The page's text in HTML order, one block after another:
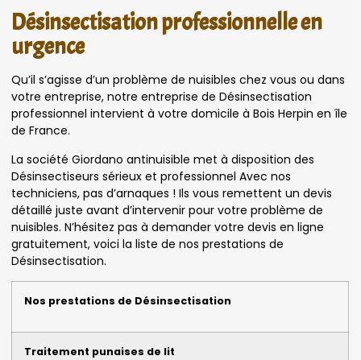
Désinsectisation professionnelle en
urgence
Qu’il s’agisse d’un problème de nuisibles chez vous ou dans
votre entreprise, notre entreprise de Désinsectisation
professionnel intervient à votre domicile à Bois Herpin en île
de France.
La société Giordano antinuisible met à disposition des
Désinsectiseurs sérieux et professionnel Avec nos
techniciens, pas d’arnaques ! Ils vous remettent un devis
détaillé juste avant d’intervenir pour votre problème de
nuisibles. N’hésitez pas à demander votre devis en ligne
gratuitement, voici la liste de nos prestations de
Désinsectisation.
Nos prestations de Désinsectisation
Traitement punaises de lit